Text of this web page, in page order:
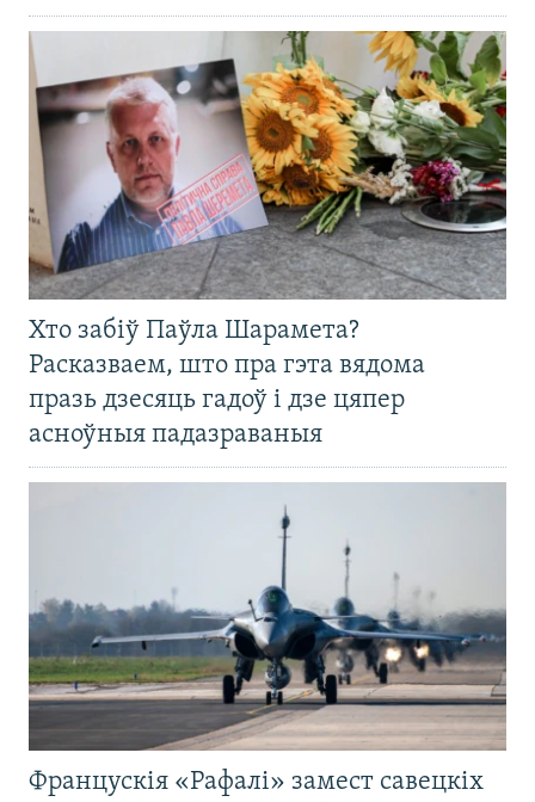
Хто забіў Паўла Шарамета?
Расказваем, што пра гэта вядома
празь дзесяць гадоў і дзе цяпер
асноўныя падазраваныя
Францускія «Рафалі» замест савецкіх